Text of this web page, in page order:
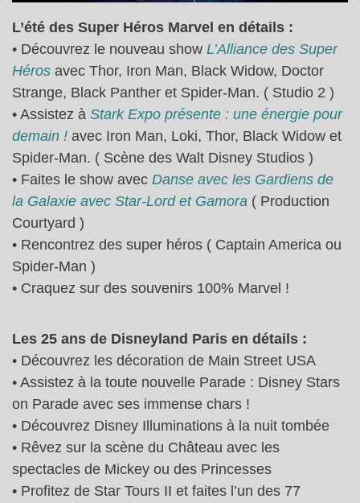
L’été des Super Héros Marvel en détails :
• Découvrez le nouveau show L’Alliance des Super
Héros avec Thor, Iron Man, Black Widow, Doctor
Strange, Black Panther et Spider-Man. ( Studio 2 )
• Assistez à Stark Expo présente : une énergie pour
demain ! avec Iron Man, Loki, Thor, Black Widow et
Spider-Man. ( Scène des Walt Disney Studios )
• Faites le show avec Danse avec les Gardiens de
la Galaxie avec Star-Lord et Gamora ( Production
Courtyard )
• Rencontrez des super héros ( Captain America ou
Spider-Man )
• Craquez sur des souvenirs 100% Marvel !
Les 25 ans de Disneyland Paris en détails :
• Découvrez les décoration de Main Street USA
• Assistez à la toute nouvelle Parade : Disney Stars
on Parade avec ses immense chars !
• Découvrez Disney Illuminations à la nuit tombée
• Rêvez sur la scène du Château avec les
spectacles de Mickey ou des Princesses
• Profitez de Star Tours II et faites l’un des 77